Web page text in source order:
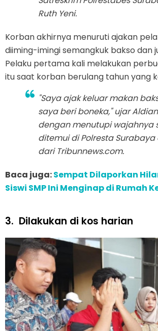
Ruth Yeni.
Korban akhirnya menuruti ajakan
diiming-imingi semangkuk bakso dan
Pelaku pertama kali melakukan
itu saat korban berulang tahun yang
"Saya ajak keluar makan
saya beri boneka," ujar
dengan menutupi wajahnya
ditemui di Polresta
dari Tribunnews.com.
Baca juga:Sempat Dilaporkan
Siswi SMP Ini Menginap di Rumah
3. Dilakukan di kos harian